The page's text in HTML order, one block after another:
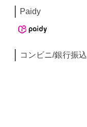
Paidy
コンビニ/銀行振込